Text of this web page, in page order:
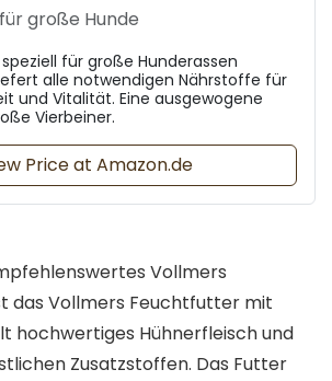
große Hunde
für große Hunderassen
alle notwendigen Nährstoffe für
und Vitalität. Eine ausgewogene
Vierbeiner.
Price at Amazon.de
Vollmers
das Vollmers Feuchtfutter mit
hochwertiges Hühnerfleisch und
Zusatzstoffen. Das Futter